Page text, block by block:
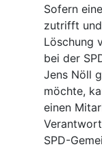
Sofern
zutrifft
Löschung
bei der
Jens Nöll
möchte,
einen
SPD-